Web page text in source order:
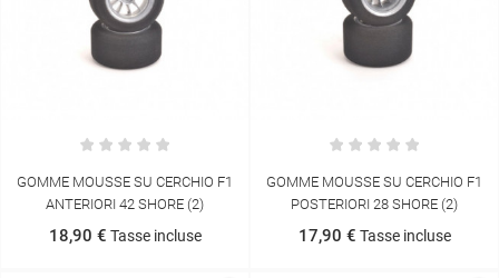
GOMME MOUSSE SU CERCHIO F1
ANTERIORI 42 SHORE (2)
18,90 € Tasse incluse
GOMME MOUSSE SU CERCHIO F1
POSTERIORI 28 SHORE (2)
17,90 € Tasse incluse